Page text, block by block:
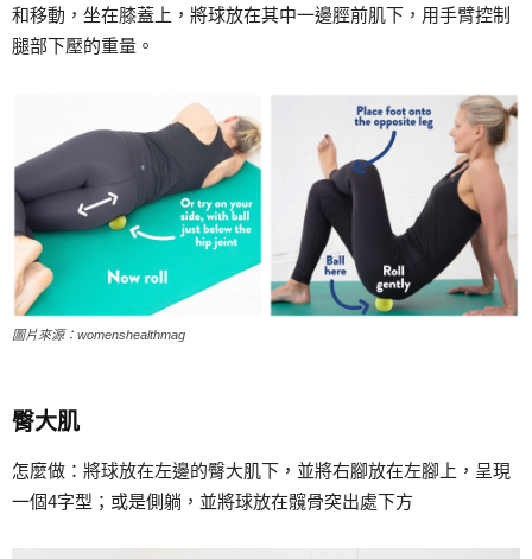
和移動，坐在膝蓋上，將球放在其中一邊脛前肌下，用手臂控制
腿部下壓的重量。
圖片來源：womenshealthmag
臀大肌
怎麼做：將球放在左邊的臀大肌下，並將右腳放在左腳上，呈現
一個4字型；或是側躺，並將球放在髖骨突出處下方